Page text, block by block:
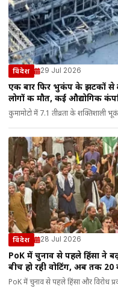
विदेश 29 Jul 2026
एक बार फिर भुकंप के झटकों से
लोगों की मौत, कई औद्योगिक
कुमामोटो में 7.1 तीव्रता के शक्तिशाली
विदेश 28 Jul 2026
PoK में चुनाव से पहले हिंसा ने
बीच हो रही वोटिंग, अब तक 20
PoK में चुनाव से पहले हिंसा और विरोध